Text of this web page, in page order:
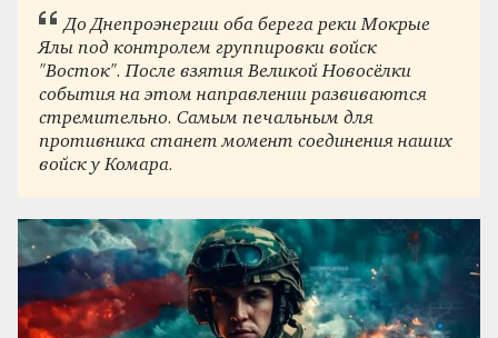
До Днепроэнергии оба берега реки Мокрые
Ялы под контролем группировки войск
"Восток". После взятия Великой Новосёлки
события на этом направлении развиваются
стремительно. Самым печальным для
противника станет момент соединения наших
войск у Комара.